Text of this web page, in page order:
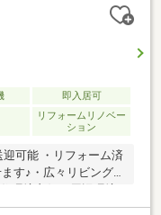
即入居可
リフォームリノベー
ション
可能 ・リフォーム済
す♪・広々リビング
は全力です◆‐多忙